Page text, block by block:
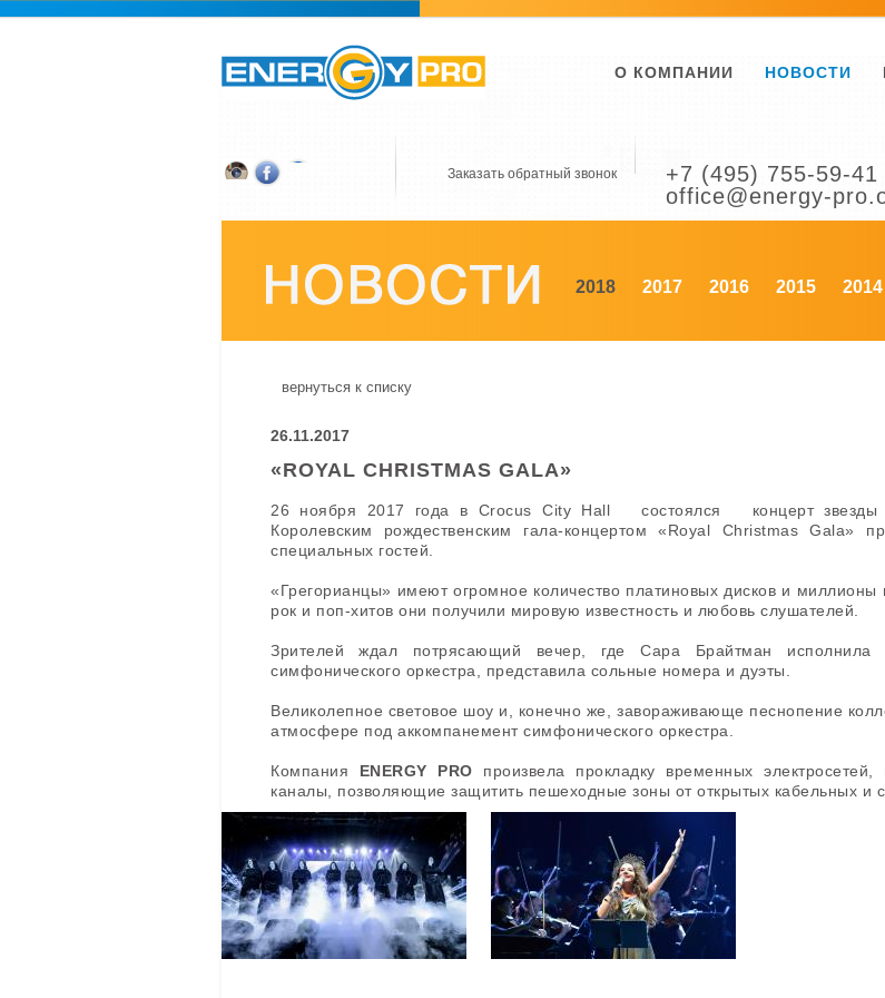
О КОМПАНИИ НОВОСТИ
Заказать обратный звонок
+7 (495) 755-59-41
office@energy-
2018 2017 2016 2015 2014
вернуться к списку
26.11.2017
«ROYAL CHRISTMAS GALA»
26 ноября 2017 года в Crocus City Hall состоялся концерт
Королевским рождественским гала-концертом «Royal Christmas
специальных гостей.
«Грегорианцы» имеют огромное количество платиновых дисков и
рок и поп-хитов они получили мировую известность и любовь слушателей.
Зрителей ждал потрясающий вечер, где Сара Брайтман
симфонического оркестра, представила сольные номера и дуэты.
Великолепное световое шоу и, конечно же, завораживающе песнопение
атмосфере под аккомпанемент симфонического оркестра.
Компания ENERGY PRO произвела прокладку временных
каналы, позволяющие защитить пешеходные зоны от открытых кабельных и